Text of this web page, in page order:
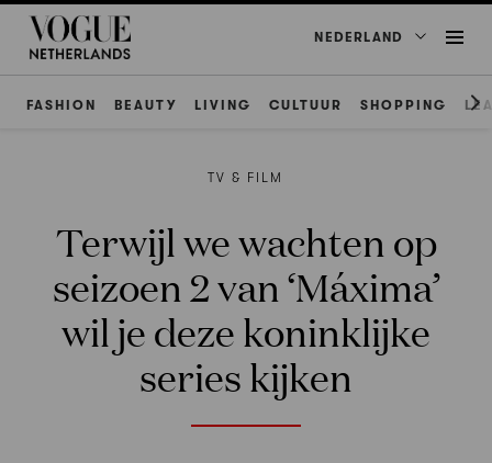
NEDERLAND
FASHION BEAUTY LIVING CULTUUR SHOPPING
TV & FILM
Terwijl we wachten op
seizoen 2 van ‘Máxima’
wil je deze koninklijke
series kijken